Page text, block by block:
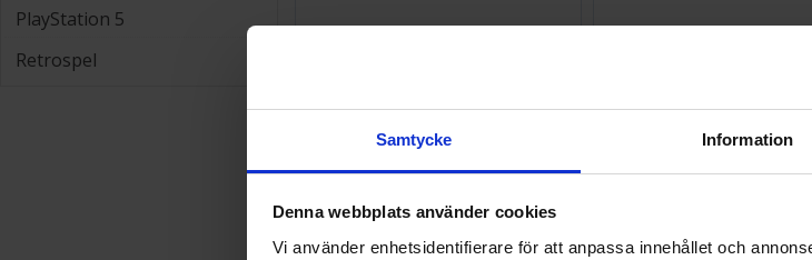
Samtycke Information
Denna webbplats använder cookies
Vi använder enhetsidentifierare för att anpassa innehållet och
PlayStation 5
Retrospel